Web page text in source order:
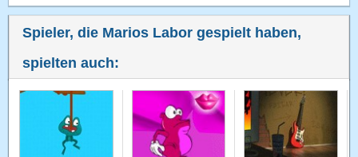
Spieler, die Marios Labor gespielt haben,
spielten auch: